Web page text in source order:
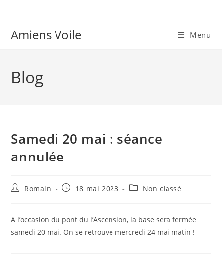
contentAmiens Voile Menu
Blog
Samedi 20 mai : séance
annulée
Auteur/autrice
publication :
Romain
Publication
18 mai 2023
PostNon classé
A l’occasion du pont du l’Ascension, la base sera fermée
samedi 20 mai. On se retrouve mercredi 24 mai matin !